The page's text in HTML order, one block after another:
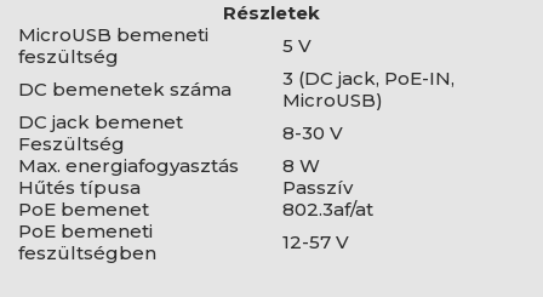
Részletek
MicroUSB bemeneti
feszültség
5 V
DC bemenetek száma
3 (DC jack, PoE-IN,
MicroUSB)
DC jack bemenet
Feszültség
8-30 V
Max. energiafogyasztás
8 W
Hűtés típusa
Passzív
PoE bemenet
802.3af/at
PoE bemeneti
feszültségben
12-57 V